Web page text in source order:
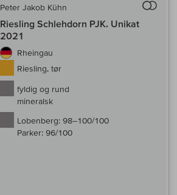
Peter Jakob Kühn
Riesling Schlehdorn PJK. Unikat
2021
Rheingau
Riesling, tør
fyldig og rund
mineralsk
Lobenberg: 98–100/100
Parker: 96/100